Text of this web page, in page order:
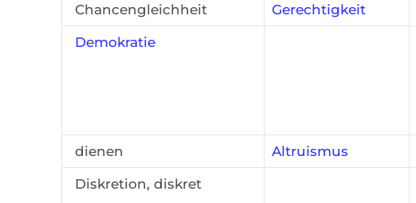
Chancengleichheit Gerechtigkeit
Demokratie
dienen Altruismus
Diskretion, diskret